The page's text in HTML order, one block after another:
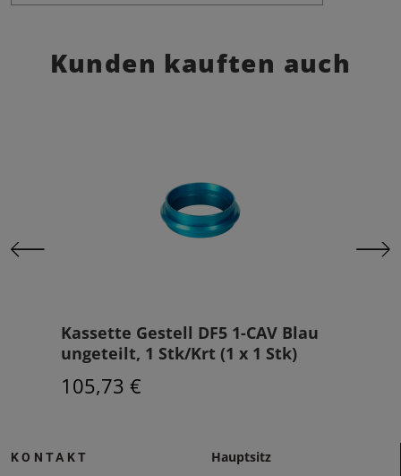
Kunden kauften auch
Kassette Gestell DF5 1-CAV Blau
ungeteilt, 1 Stk/Krt (1 x 1 Stk)
105,73 €
KONTAKT
Hauptsitz